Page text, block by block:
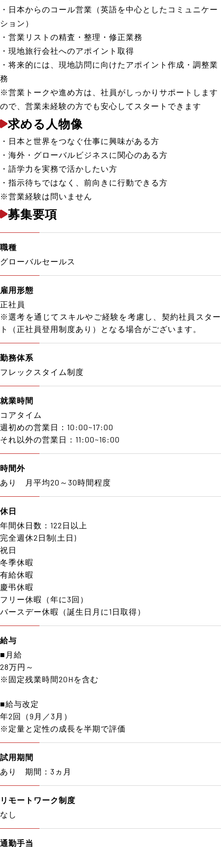
・日本からのコール営業（英語を中心としたコミュニケー
ション）
・営業リストの精査・整理・修正業務
・現地旅行会社へのアポイント取得
・将来的には、現地訪問に向けたアポイント作成・調整業
務
※営業トークや進め方は、社員がしっかりサポートします
ので、営業未経験の方でも安心してスタートできます
求める人物像
・日本と世界をつなぐ仕事に興味がある方
・海外・グローバルビジネスに関心のある方
・語学力を実務で活かしたい方
・指示待ちではなく、前向きに行動できる方
※営業経験は問いません
募集要項
職種
グローバルセールス
雇用形態
正社員
※選考を通じてスキルやご経験を考慮し、契約社員スター
ト（正社員登用制度あり）となる場合がございます。
勤務体系
フレックスタイム制度
就業時間
コアタイム
週初めの営業日：10:00~17:00
それ以外の営業日：11:00~16:00
時間外
あり 月平均20～30時間程度
休日
年間休日数：122日以上
完全週休2日制(土日)
祝日
冬季休暇
有給休暇
慶弔休暇
フリー休暇（年に3回）
バースデー休暇（誕生日月に1日取得）
給与
■月給
28万円～
※固定残業時間20Hを含む
■給与改定
年2回（9月／3月）
※定量と定性の成長を半期で評価
試用期間
あり 期間：3ヵ月
リモートワーク制度
なし
通勤手当